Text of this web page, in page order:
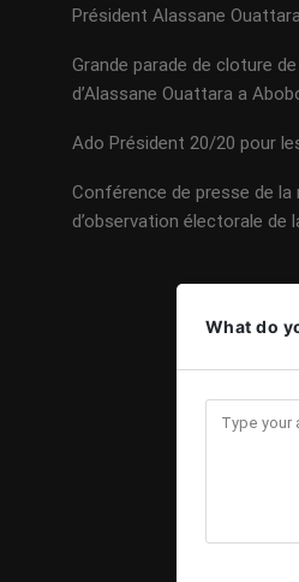
Président Alassane Ouattara
Grande parade de cloture
d’Alassane Ouattara a
Ado Président 20/20 pour
Conférence de presse de la
d’observation électorale de
What do